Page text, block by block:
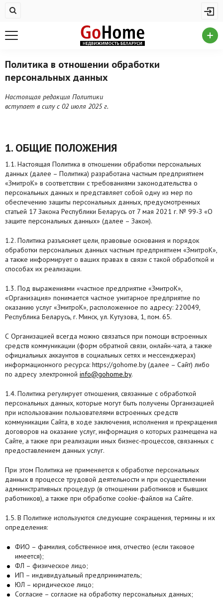
Купить квартиру
На сутки
Новостройки
Аренда коммерческой недвижимости
Другие разделы
Новости
Агентства
Ремонт квартир
Способы оплаты
Реклама на сайте
Политика в отношении обработки
персональных данных
Настоящая редакция Политики
вступает в силу с 02 июля 2025 г.
1. ОБЩИЕ ПОЛОЖЕНИЯ
1.1. Настоящая Политика в отношении обработки персональных
данных (далее – Политика) разработана частным предприятием
«ЗмитроК» в соответствии с требованиями законодательства о
персональных данных и представляет собой одну из мер по
обеспечению защиты персональных данных, предусмотренных
статьей 17 Закона Республики Беларусь от 7 мая 2021 г. № 99-З «О
защите персональных данных» (далее – Закон).
1.2. Политика разъясняет цели, правовые основания и порядок
обработки персональных данных частным предприятием «ЗмитроК»,
а также информирует о ваших правах в связи с такой обработкой и
способах их реализации.
1.3. Под выражениями «частное предприятие «ЗмитроК»,
«Организация» понимается частное унитарное предприятие по
оказанию услуг «ЗмитроК», расположенное по адресу: 220049,
Республика Беларусь, г. Минск, ул. Кутузова, 1, пом. 65.
С Организацией всегда можно связаться при помощи встроенных
средств коммуникации (форм обратной связи, онлайн-чата, а также
официальных аккаунтов в социальных сетях и мессенджерах)
информационного ресурса: https://gohome.by (далее – Сайт) либо
по адресу электронной info@gohome.by.
1.4. Политика регулирует отношения, связанные с обработкой
персональных данных, которые могут быть получены Организацией
при использовании пользователями встроенных средств
коммуникации Сайта, в ходе заключения, исполнения и прекращения
договоров на оказание услуг, информация о которых размещена на
Сайте, а также при реализации иных бизнес-процессов, связанных с
предоставлением данных услуг.
При этом Политика не применяется к обработке персональных
данных в процессе трудовой деятельности и при осуществлении
административных процедур (в отношении работников и бывших
работников), а также при обработке cookie-файлов на Сайте.
1.5. В Политике используются следующие сокращения, термины и их
определения:
ФИО – фамилия, собственное имя, отчество (если таковое
имеется);
ФЛ – физическое лицо;
ИП – индивидуальный предприниматель;
ЮЛ – юридическое лицо;
Согласие – согласие на обработку персональных данных;